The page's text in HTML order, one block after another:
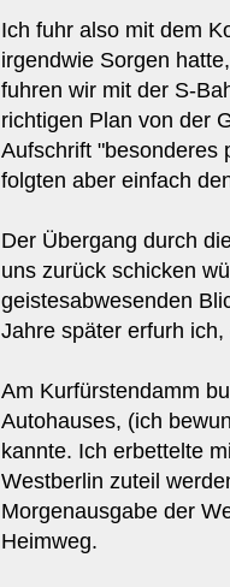
Ich fuhr also mit dem
irgendwie Sorgen
fuhren wir mit der S-
richtigen Plan von der
Aufschrift "besonderes
folgten aber einfach
Der Übergang durch
uns zurück schicken
geistesabwesenden
Jahre später erfurh
Am Kurfürstendamm
Autohauses, (ich
kannte. Ich erbettelte
Westberlin zuteil
Morgenausgabe der
Heimweg.